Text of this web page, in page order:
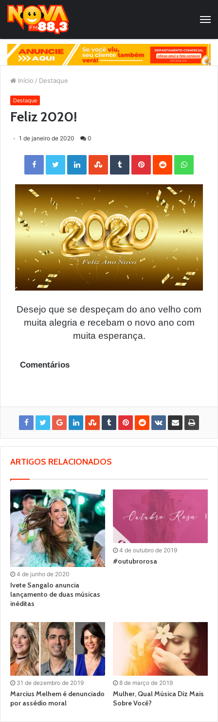
Início / Destaque
Destaque
Feliz 2020!
1 de janeiro de 2020 0
Facebook Twitter LinkedIn StumbleUpon Tumblr Pinterest Reddit
Desejo que se despeçam do ano velho com
muita alegria e recebam o novo ano com
muita esperança.
Comentários
ARTIGOS RELACIONADOS
4 de junho de 2020
Ivete Sangalo anuncia
lançamento de duas músicas
inéditas
4 de outubro de 2019
#outubrorosa
31 de dezembro de 2019
Marcius Melhem é denunciado
por assédio moral
8 de março de 2019
Mulher, Qual Música Diz Mais
Sobre Você?